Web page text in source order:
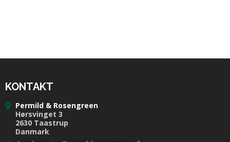
KONTAKT
Permild & Rosengreen
Hørsvinget 3
2630 Taastrup
Danmark